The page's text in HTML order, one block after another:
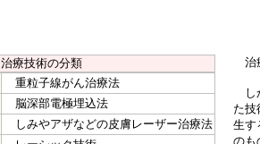
治療技術の分類
重粒子線がん治療法
脳深部電極埋込法
しみやアザなどの皮膚レーザー治療法
治
し
た技
生す
のも